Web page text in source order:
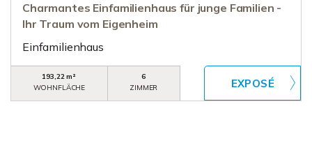
Charmantes Einfamilienhaus für junge Familien -
Ihr Traum vom Eigenheim
Einfamilienhaus
193,22 m²
WOHNFLÄCHE
6
ZIMMER